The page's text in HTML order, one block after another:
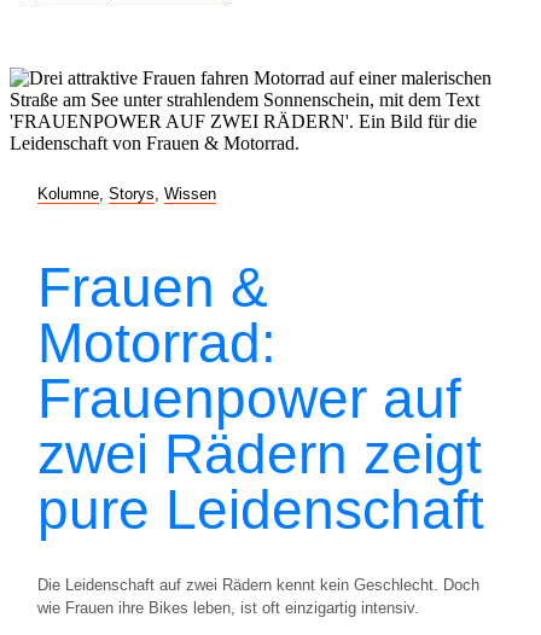
Kolumne Storys Wissen
Frauen &
Motorrad:
Frauenpower auf
zwei Rädern zeigt
pure Leidenschaft
Die Leidenschaft auf zwei Rädern kennt kein Geschlecht. Doch
wie Frauen ihre Bikes leben, ist oft einzigartig intensiv.